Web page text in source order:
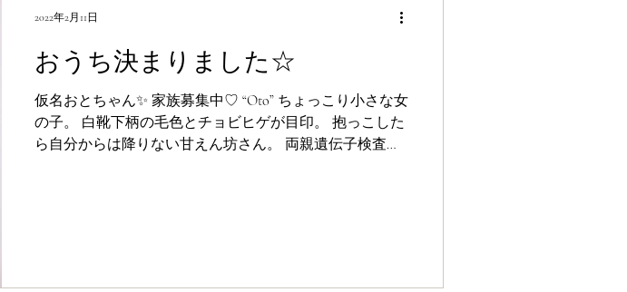
おうち決まりました☆
仮名おとちゃん✨ 家族募集中♡ “Oto” ちょっこり小さな女
の子。 白靴下柄の毛色とチョビヒゲが目印。 抱っこした
ら自分からは降りない甘えん坊さん。 両親遺伝子検査ク
2022年2月11日